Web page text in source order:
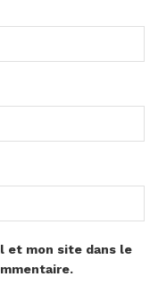
et mon site dans le